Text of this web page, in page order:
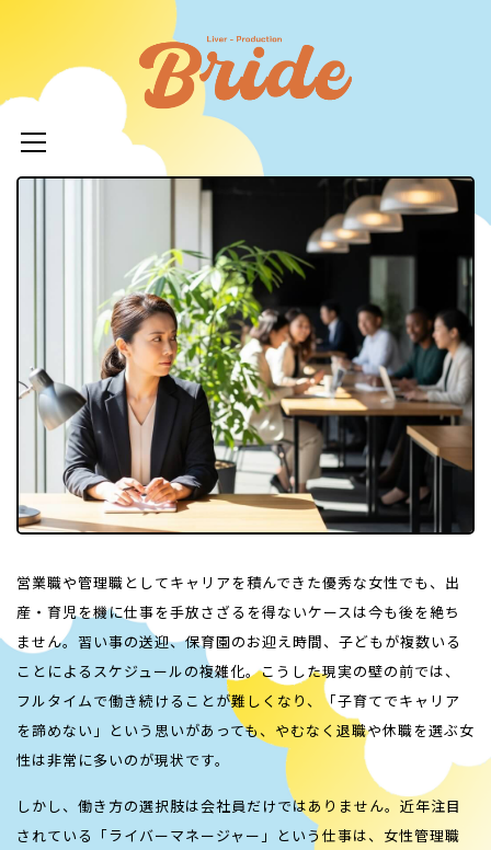
ン
ブラ
ー所属
利 就
営業職や管理職としてキャリアを積んできた優秀な女性でも、出
産・育児を機に仕事を手放さざるを得ないケースは今も後を絶ち
ません。習い事の送迎、保育園のお迎え時間、子どもが複数いる
ことによるスケジュールの複雑化。こうした現実の壁の前では、
フルタイムで働き続けることが難しくなり、「子育てでキャリア
を諦めない」という思いがあっても、やむなく退職や休職を選ぶ女
性は非常に多いのが現状です。
しかし、働き方の選択肢は会社員だけではありません。近年注目
されている「ライバーマネージャー」という仕事は、女性管理職